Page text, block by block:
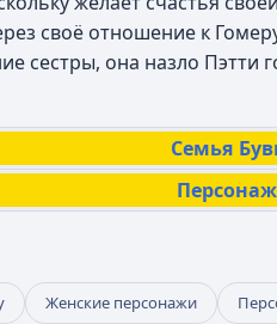
своё отношение к
сестры, она назло Пэтти
Семья
Женские персонажи